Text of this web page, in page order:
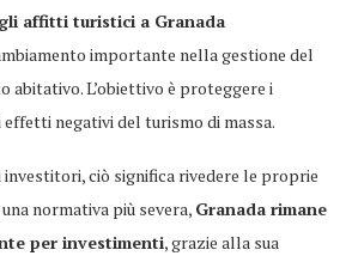
affitti turistici a Granada
importante nella gestione del
abitativo. L’obiettivo è proteggere i
negativi del turismo di massa.
ciò significa rivedere le proprie
normativa più severa, Granada rimane
per investimenti, grazie alla sua